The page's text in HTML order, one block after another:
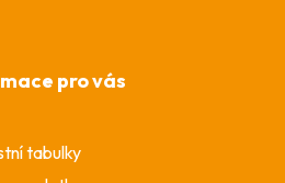
pro vás
tabulky